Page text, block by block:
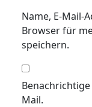
Name, E-Mail-
Browser für
speichern.
Mail.